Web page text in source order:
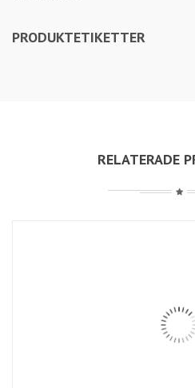
PRODUKTETIKETTER
RELATERADE